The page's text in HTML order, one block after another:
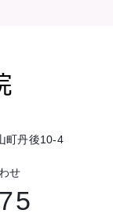
町丹後10-4
せ